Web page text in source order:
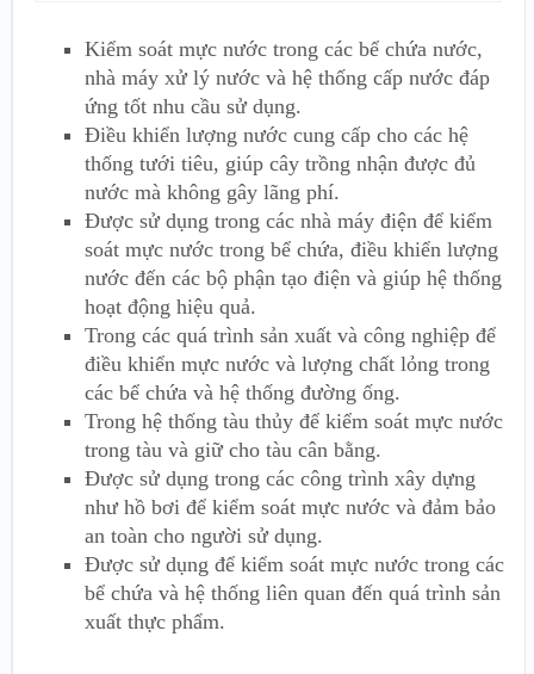
Kiểm soát mực nước trong các bể chứa nước,
nhà máy xử lý nước và hệ thống cấp nước đáp
ứng tốt nhu cầu sử dụng.
Điều khiển lượng nước cung cấp cho các hệ
thống tưới tiêu, giúp cây trồng nhận được đủ
nước mà không gây lãng phí.
Được sử dụng trong các nhà máy điện để kiểm
soát mực nước trong bể chứa, điều khiển lượng
nước đến các bộ phận tạo điện và giúp hệ thống
hoạt động hiệu quả.
Trong các quá trình sản xuất và công nghiệp để
điều khiển mực nước và lượng chất lỏng trong
các bể chứa và hệ thống đường ống.
Trong hệ thống tàu thủy để kiểm soát mực nước
trong tàu và giữ cho tàu cân bằng.
Được sử dụng trong các công trình xây dựng
như hồ bơi để kiểm soát mực nước và đảm bảo
an toàn cho người sử dụng.
Được sử dụng để kiểm soát mực nước trong các
bể chứa và hệ thống liên quan đến quá trình sản
xuất thực phẩm.